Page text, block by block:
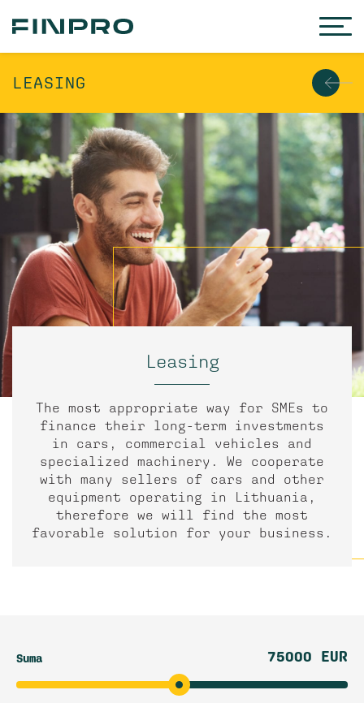
LEASING
Leasing
The most appropriate way for SMEs to
finance their long-term investments
in cars, commercial vehicles and
specialized machinery. We cooperate
with many sellers of cars and other
equipment operating in Lithuania,
therefore we will find the most
favorable solution for your business.
Suma 75000 EUR